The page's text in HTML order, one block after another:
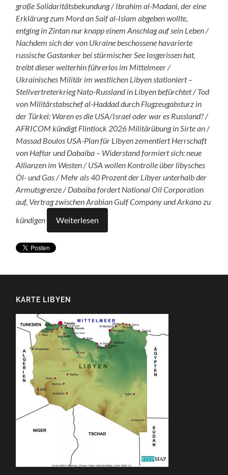
große Solidaritätsbekundung / Ibrahim al-Madani, der eine
Erklärung zum Mord an Saif al-Islam abgeben wollte,
entging in Zintan nur knapp einem Anschlag auf sein Leben /
Nachdem sich der von Ukraine beschossene havarierte
russische Gastanker bei stürmischer See losgerissen hat,
treibt dieser weiterhin führerlos im Mittelmeer /
Ukrainisches Militär im westlichen Libyen stationiert –
Stellvertreterkrieg Nato-Russland in Libyen befürchtet / Tod
von Militärstabschef al-Haddad durch Flugzeugabsturz in
der Türkei: Waren es die USA/Israel oder war es Russland? /
AFRICOM kündigt Flintlock 2026 Militärübung in Sirte an /
Massad Boulos USA-Plan für Libyen zementiert Herrschaft
von Haftar und Dabaiba – Widerstand formiert sich: neue
Allianzen im Westen / USA wollen Kontrolle über libysches
Öl- und Gas / Mehr als 40 Prozent der Libyer unterhalb der
Armutsgrenze / Dabaiba fordert National Oil Corporation
auf, Vertrag zwischen Arabian Gulf Company und Arkano zu
kündigen
Weiterlesen
KARTE LIBYEN